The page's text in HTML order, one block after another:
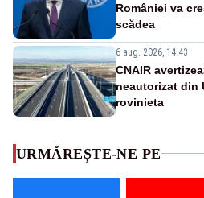
României va
scădea
6 aug. 2026, 14:43
CNAIR
neautorizat din
rovinieta
URMĂREȘTE-NE PE